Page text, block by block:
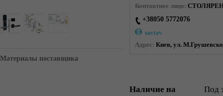
Материалы поставщика
Контактное лицо:
+38050 5772076
savtav
Адрес: Киев, ул.
Наличие на
Под